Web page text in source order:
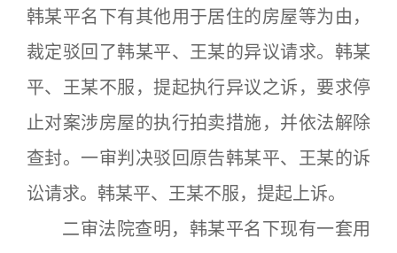
韩某平名下有其他用于居住的房屋等为由，
裁定驳回了韩某平、王某的异议请求。韩某
平、王某不服，提起执行异议之诉，要求停
止对案涉房屋的执行拍卖措施，并依法解除
查封。一审判决驳回原告韩某平、王某的诉
讼请求。韩某平、王某不服，提起上诉。
二审法院查明，韩某平名下现有一套用